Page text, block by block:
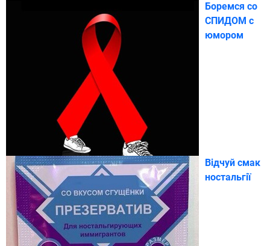
Боремся со
СПИДОМ с
юмором
Відчуй смак
ностальгії